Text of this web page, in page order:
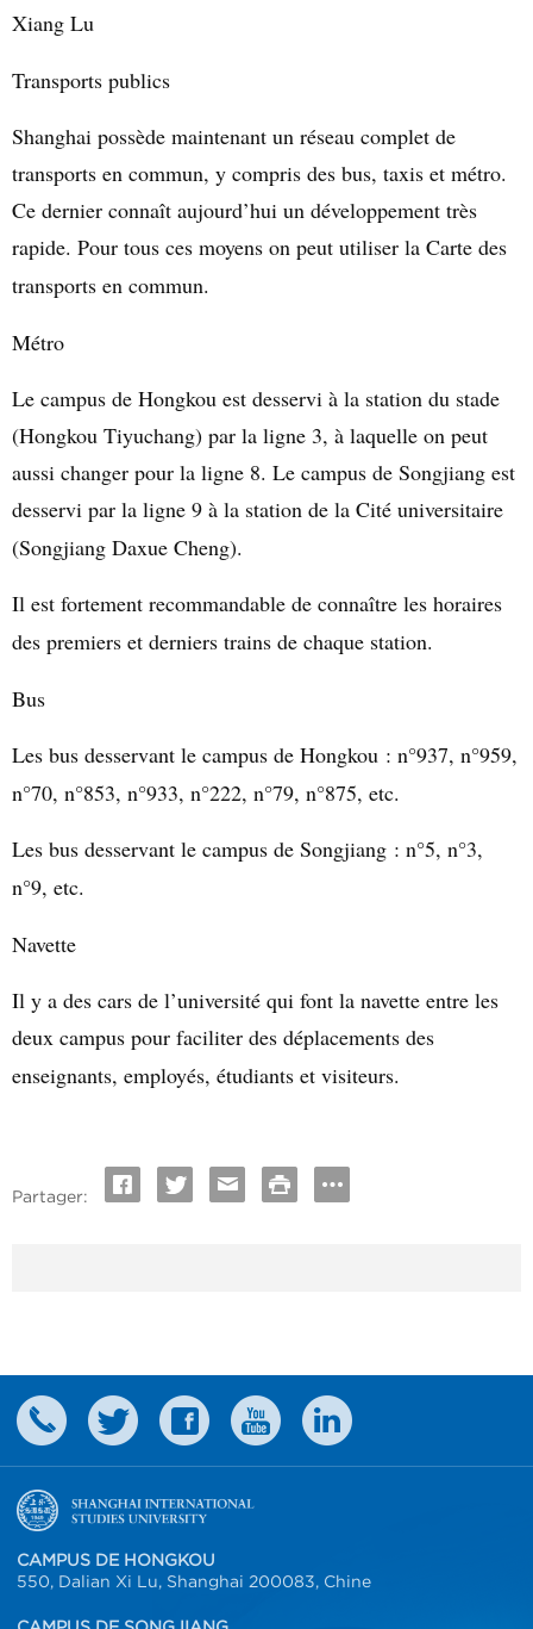
Xiang Lu
Transports publics
Shanghai possède maintenant un réseau complet de
transports en commun, y compris des bus, taxis et métro.
Ce dernier connaît aujourd’hui un développement très
rapide. Pour tous ces moyens on peut utiliser la Carte des
transports en commun.
Métro
Le campus de Hongkou est desservi à la station du stade
(Hongkou Tiyuchang) par la ligne 3, à laquelle on peut
aussi changer pour la ligne 8. Le campus de Songjiang est
desservi par la ligne 9 à la station de la Cité universitaire
(Songjiang Daxue Cheng).
Il est fortement recommandable de connaître les horaires
des premiers et derniers trains de chaque station.
Bus
Les bus desservant le campus de Hongkou : n°937, n°959,
n°70, n°853, n°933, n°222, n°79, n°875, etc.
Les bus desservant le campus de Songjiang : n°5, n°3,
n°9, etc.
Navette
Il y a des cars de l’université qui font la navette entre les
deux campus pour faciliter des déplacements des
enseignants, employés, étudiants et visiteurs.
Partager:
CAMPUS DE HONGKOU
550, Dalian Xi Lu, Shanghai 200083, Chine